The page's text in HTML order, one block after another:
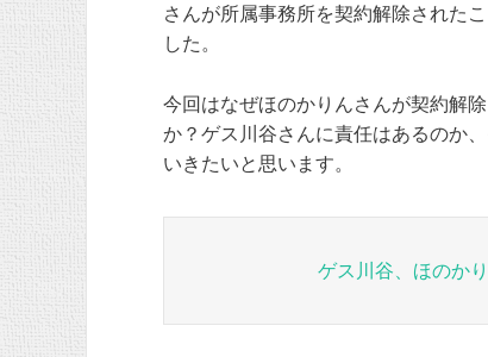
さんが所属事務所を契約解除された
した。
今回はなぜほのかりんさんが契約解
か？ゲス川谷さんに責任はあるのか
いきたいと思います。
ゲス川谷、ほのか